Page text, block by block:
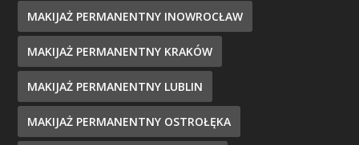
MAKIJAŻ PERMANENTNY INOWROCŁAW
MAKIJAŻ PERMANENTNY KRAKÓW
MAKIJAŻ PERMANENTNY LUBLIN
MAKIJAŻ PERMANENTNY OSTROŁĘKA